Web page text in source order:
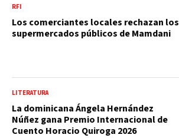
RFI
Los comerciantes locales rechazan los
supermercados públicos de Mamdani
LITERATURA
La dominicana Ángela Hernández
Núñez gana Premio Internacional de
Cuento Horacio Quiroga 2026